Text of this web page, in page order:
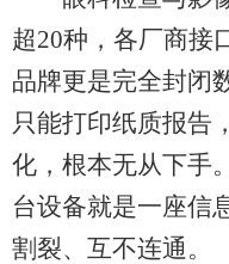
超20种，各厂商接
品牌更是完全封闭
只能打印纸质报告
化，根本无从下手
台设备就是一座信
割裂、互不连通。